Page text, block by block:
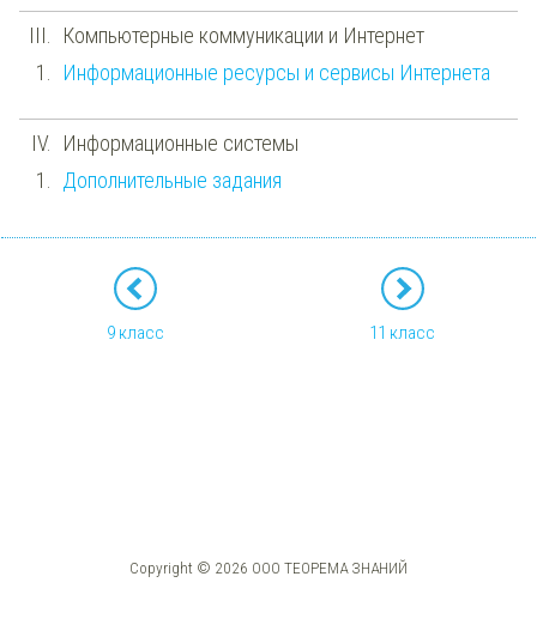
Компьютерные коммуникации и Интернет
Информационные ресурсы и сервисы Интернета
Информационные системы
Дополнительные задания
9 класс 11 класс
Copyright © 2026 ООО ТЕОРЕМА ЗНАНИЙ